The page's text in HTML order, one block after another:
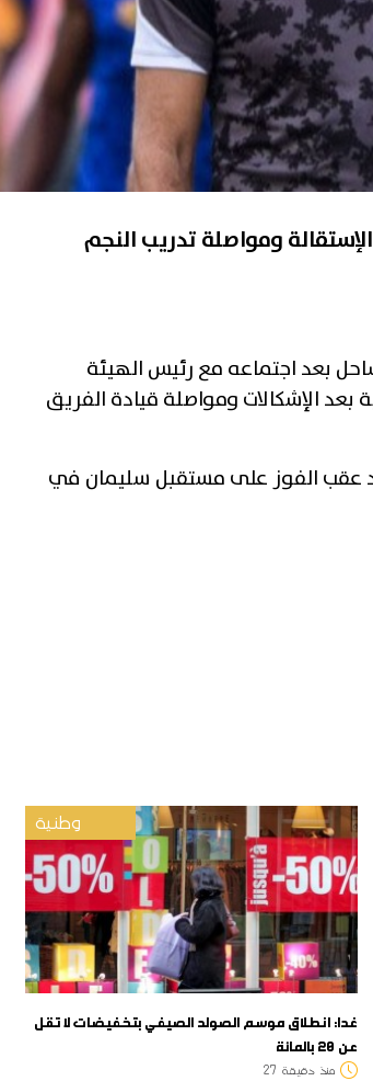
ومواصلة تدريب النجم
بعد اجتماعه مع رئيس الهيئة
بعد الإشكالات ومواصلة قيادة الفريق
عقب الفوز على مستقبل سليمان في
وطنية
غدا: انطلاق موسم الصولد الصيفي بتخفيضات لا تقل
عن 20 بالمائة
منذ دقيقة 27